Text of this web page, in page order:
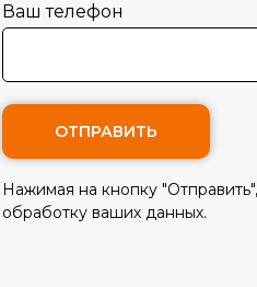
Ваш телефон
ОТПРАВИТЬ
Нажимая на кнопку
обработку ваших данных.